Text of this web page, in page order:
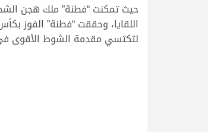
حيث تمكنت “فطنة” ملك هجن
اللقايا، وحققت “فطنة” الفوز
لتكتسي مقدمة الشوط الأقوى في